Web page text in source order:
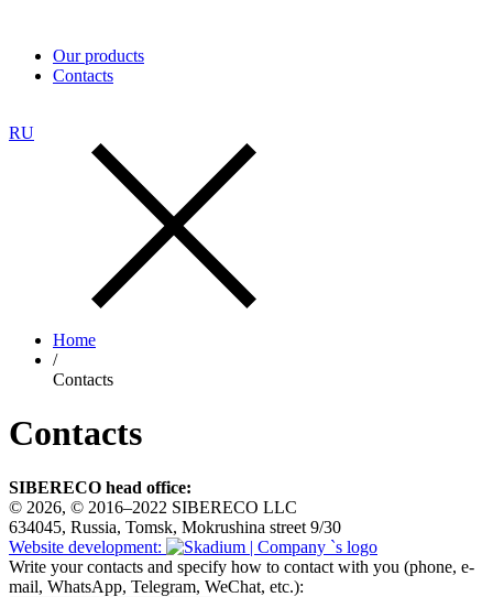
Our products
Contacts
RU
Home
/
Contacts
Contacts
SIBERECO head office:
© 2026, © 2016–2022 SIBERECO LLC
634045, Russia, Tomsk, Mokrushina street 9/30
Website development:
Write your contacts and specify how to contact with you (phone, e-
mail, WhatsApp, Telegram, WeChat, etc.):